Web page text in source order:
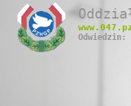
www. 047
Odwiedzin: